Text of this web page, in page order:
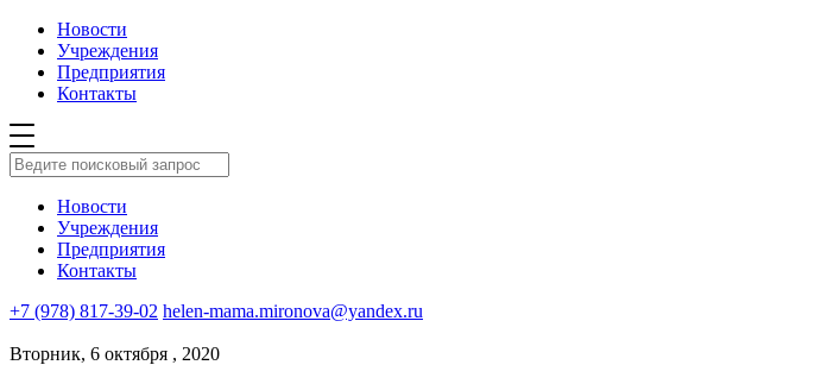
Новости
Учреждения
Предприятия
Контакты
Новости
Учреждения
Предприятия
Контакты
+7 (978) 817-39-02 helen-mama.mironova@yandex.ru
Вторник, 6 октября , 2020